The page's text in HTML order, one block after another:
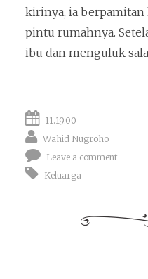
kirinya, ia berpamitan
pintu rumahnya.
ibu dan menguluk
11.19.00
Wahid Nugroho
Leave a comment
Keluarga